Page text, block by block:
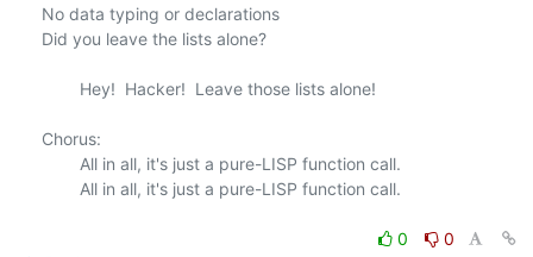
No data typing or declarations
Did you leave the lists alone?
Chorus:
0
0